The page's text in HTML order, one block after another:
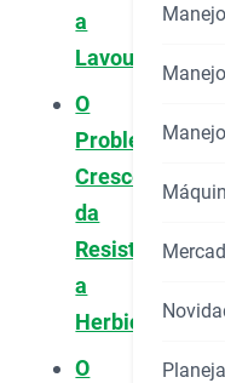
a
Lavoura?
O
Problema
Crescente
da
Resistência
a
Herbicidas
O